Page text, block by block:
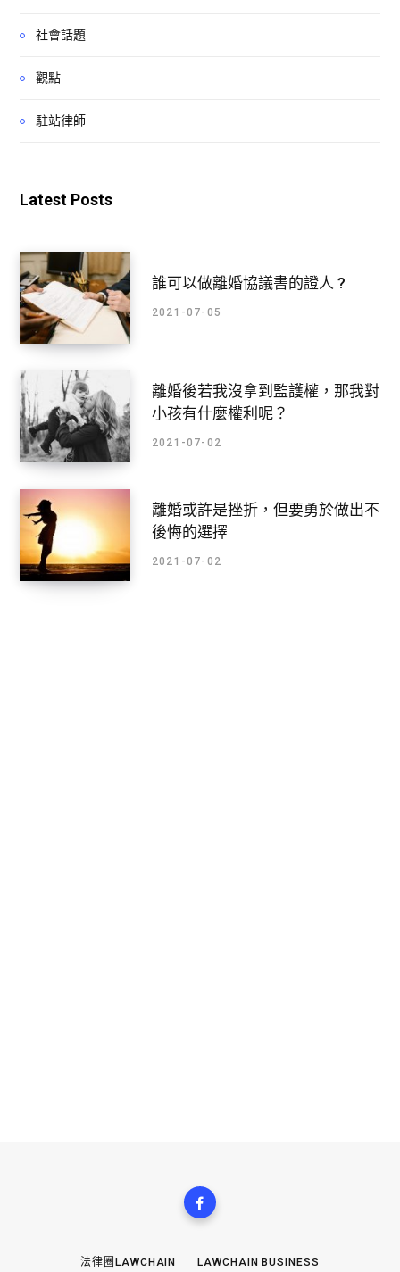
社會話題
觀點
駐站律師
Latest Posts
誰可以做離婚協議書的證人 ?
2021-07-05
離婚後若我沒拿到監護權，那我對
小孩有什麼權利呢？
2021-07-02
離婚或許是挫折，但要勇於做出不
後悔的選擇
2021-07-02
法律圈LAWCHAIN LAWCHAIN BUSINESS